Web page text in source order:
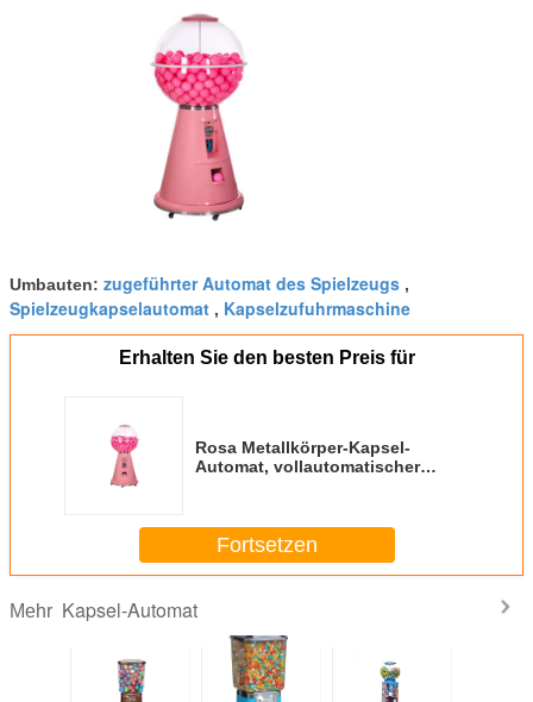
Umbauten: zugeführter Automat des Spielzeugs ,
Spielzeugkapselautomat , Kapselzufuhrmaschine
Erhalten Sie den besten Preis für
Rosa Metallkörper-Kapsel-
Automat, vollautomatischer
Fortsetzen
Mehr Kapsel-Automat